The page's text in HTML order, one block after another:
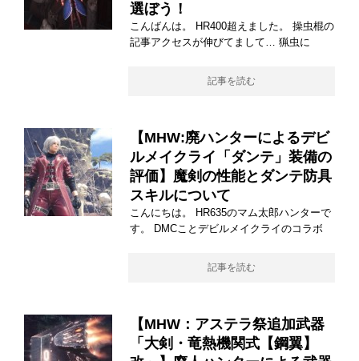
選ぼう！
こんばんは。 HR400超えました。 操虫棍の
記事アクセスが伸びてまして… 猟虫に
記事を読む
【MHW:廃ハンターによるデビ
ルメイクライ「ダンテ」装備の
評価】魔剣の性能とダンテ防具
スキルについて
こんにちは。 HR635のマム太郎ハンターで
す。 DMCことデビルメイクライのコラボ
記事を読む
【MHW：アステラ祭追加武器
「大剣・竜熱機関式【鋼翼】